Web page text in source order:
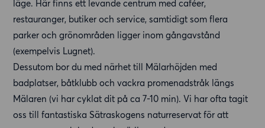
läge. Här finns ett levande centrum med caféer,
restauranger, butiker och service, samtidigt som flera
parker och grönområden ligger inom gångavstånd
(exempelvis Lugnet).
Dessutom bor du med närhet till Mälarhöjden med
badplatser, båtklubb och vackra promenadstråk längs
Mälaren (vi har cyklat dit på ca 7-10 min). Vi har ofta tagit
oss till fantastiska Sätraskogens naturreservat för att